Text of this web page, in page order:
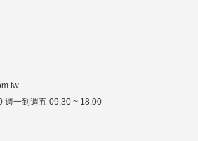
週一到週五 09:30 ~ 18:00